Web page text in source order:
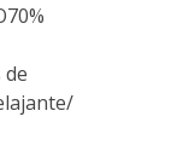
de